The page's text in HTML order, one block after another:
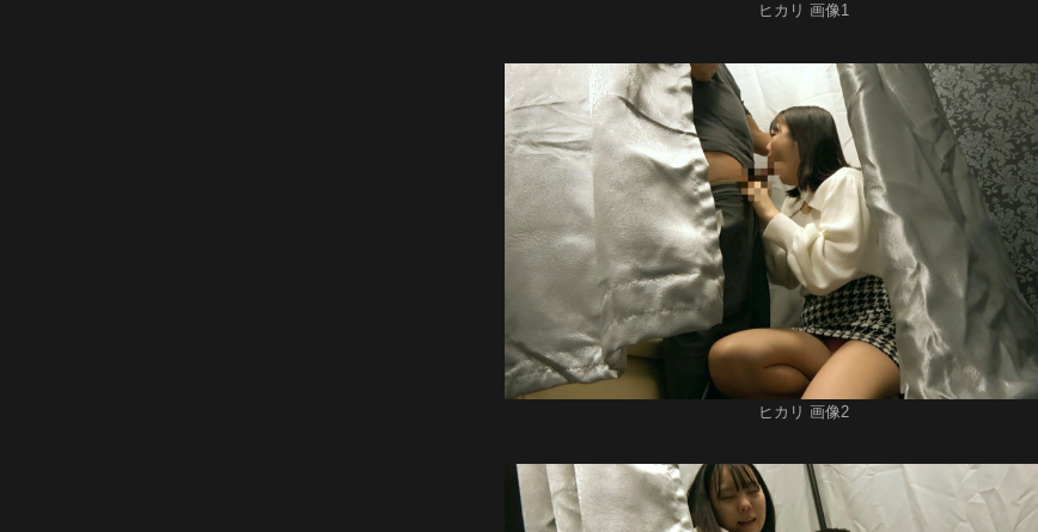
ヒカリ 画像1
ヒカリ 画像2